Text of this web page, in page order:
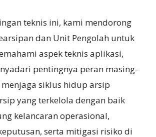
teknis ini, kami mendorong
dan Unit Pengolah untuk
aspek teknis aplikasi,
pentingnya peran masing-
siklus hidup arsip
yang terkelola dengan baik
kelancaran operasional,
serta mitigasi risiko di